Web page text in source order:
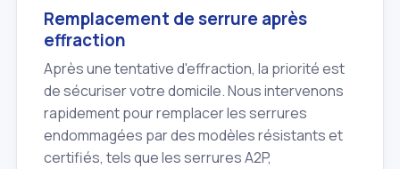
Remplacement de serrure après
effraction
Après une tentative d'effraction, la priorité est
de sécuriser votre domicile. Nous intervenons
rapidement pour remplacer les serrures
endommagées par des modèles résistants et
certifiés, tels que les serrures A2P,